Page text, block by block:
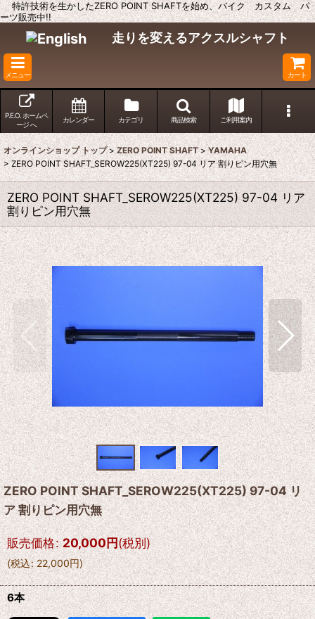
特許技術を生かしたZERO POINT SHAFTを始め、バイク カスタム パ
ーツ販売中!!
走りを変えるアクスルシャフト
メニュー カート
P.E.O. ホームペ
ージ へ
カレンダー カテゴリ 商品検索 ご利用案内
オンラインショップ トップ > ZERO POINT SHAFT > YAMAHA
> ZERO POINT SHAFT_SEROW225(XT225) 97-04 リア 割りピン用穴無
ZERO POINT SHAFT_SEROW225(XT225) 97-04 リア
割りピン用穴無
ZERO POINT SHAFT_SEROW225(XT225) 97-04 リ
ア 割りピン用穴無
販売価格: 20,000円(税別)
(税込: 22,000円)
6本